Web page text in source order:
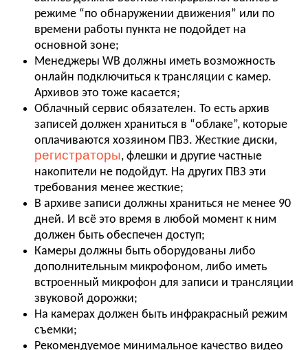
режиме “по обнаружении движения” или по
времени работы пункта не подойдет на
основной зоне;
Менеджеры WB должны иметь возможность
онлайн подключиться к трансляции с камер.
Архивов это тоже касается;
Облачный сервис обязателен. То есть архив
записей должен храниться в “облаке”, которые
оплачиваются хозяином ПВЗ. Жесткие диски,
регистраторы, флешки и другие частные
накопители не подойдут. На других ПВЗ эти
требования менее жесткие;
В архиве записи должны храниться не менее 90
дней. И всё это время в любой момент к ним
должен быть обеспечен доступ;
Камеры должны быть оборудованы либо
дополнительным микрофоном, либо иметь
встроенный микрофон для записи и трансляции
звуковой дорожки;
На камерах должен быть инфракрасный режим
съемки;
Рекомендуемое минимальное качество видео